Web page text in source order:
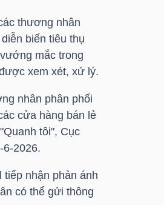
thương nhân
biến tiêu thụ
mắc trong
xem xét, xử lý.
nhân phân phối
cửa hàng bán lẻ
tôi", Cục
2026.
nhận phản ánh
có thể gửi thông